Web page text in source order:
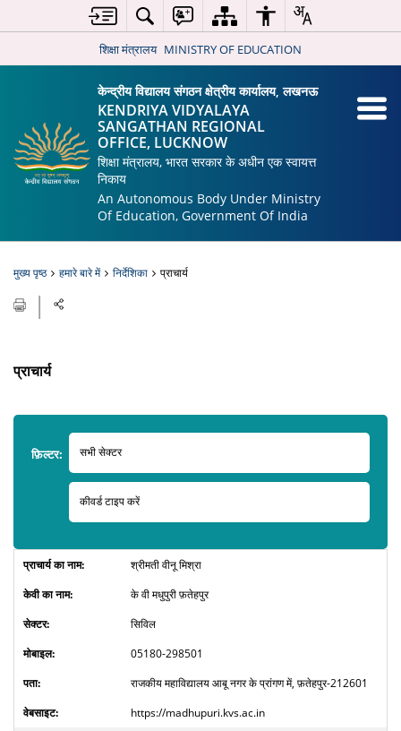
शिक्षा मंत्रालय MINISTRY OF EDUCATION
केन्द्रीय विद्यालय संगठन क्षेत्रीय कार्यालय, लखनऊ
KENDRIYA VIDYALAYA
SANGATHAN REGIONAL
OFFICE, LUCKNOW
शिक्षा मंत्रालय, भारत सरकार के अधीन एक स्वायत्त
निकाय
An Autonomous Body Under Ministry
Of Education, Government Of India
मुख्य पृष्ठ हमारे बारे में निर्देशिका प्राचार्य
प्राचार्य
फ़िल्टर:
श्रीमती वीनू मिश्रा
के वी मधुपुरी फ़तेहपुर
सिविल
05180-298501
राजकीय महाविद्यालय आबू नगर के प्रांगण में, फ़तेहपुर-212601
https://madhupuri.kvs.ac.in